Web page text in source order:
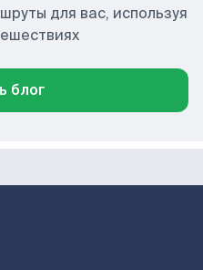
для вас, используя
блог